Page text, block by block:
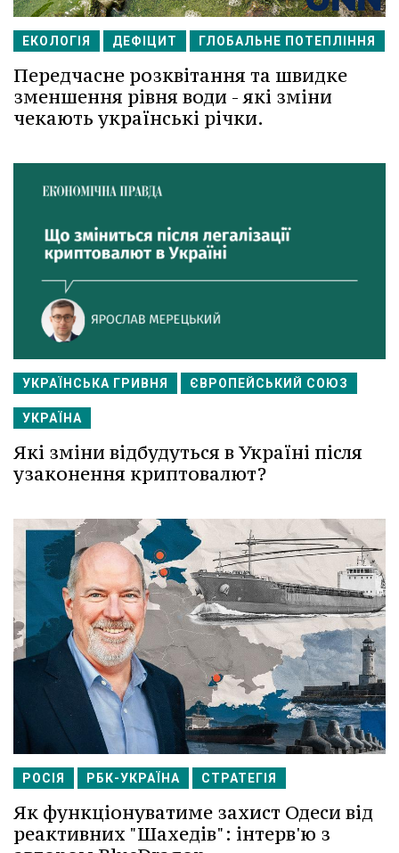
ЕКОЛОГІЯ ДЕФІЦИТ ГЛОБАЛЬНЕ ПОТЕПЛІННЯ
Передчасне розквітання та швидке
зменшення рівня води - які зміни
чекають українські річки.
УКРАЇНСЬКА ГРИВНЯ ЄВРОПЕЙСЬКИЙ СОЮЗ
УКРАЇНА
Які зміни відбудуться в Україні після
узаконення криптовалют?
РОСІЯ РБК-УКРАЇНА СТРАТЕГІЯ
Як функціонуватиме захист Одеси від
реактивних "Шахедів": інтерв'ю з